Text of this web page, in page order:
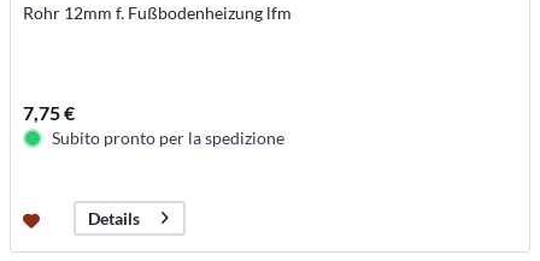
Rohr 12mm f. Fußbodenheizung lfm
7,75 €
Subito pronto per la spedizione
Details